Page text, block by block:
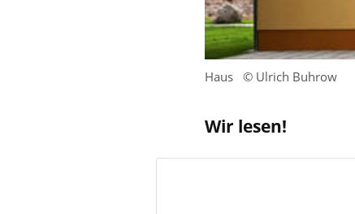
Haus © Ulrich Buhrow
Wir lesen!